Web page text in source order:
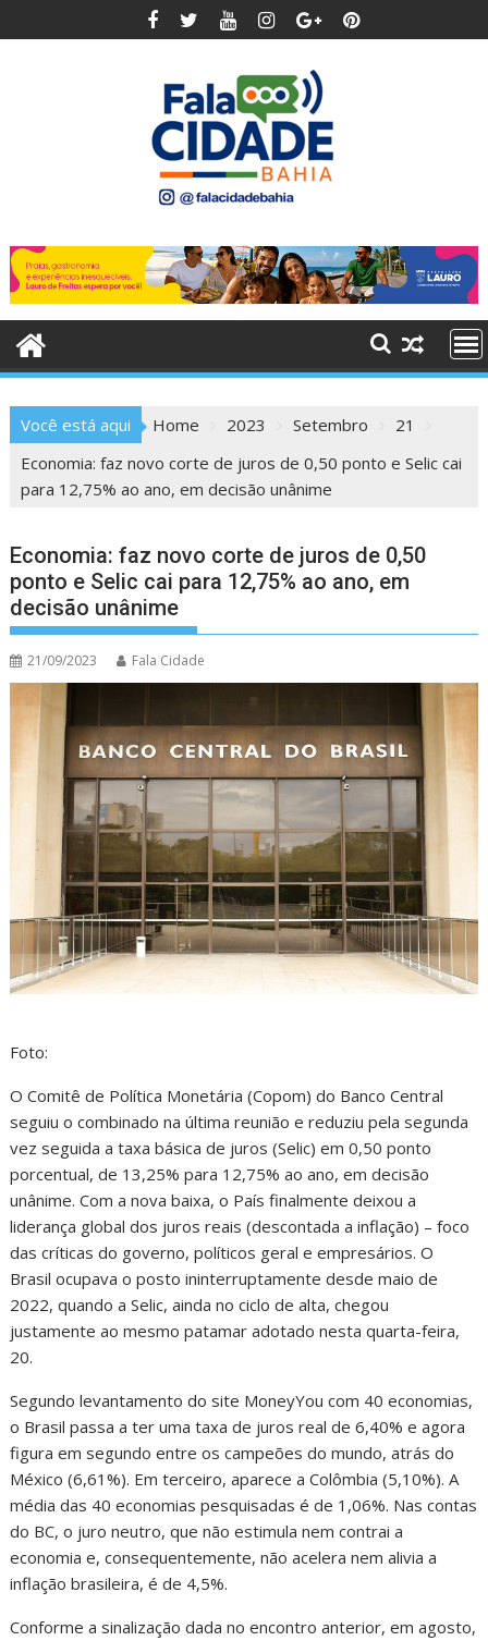
to
Você está aqui Home 2023 Setembro
21
Economia: faz novo corte de juros de 0,50 ponto e Selic cai
para 12,75% ao ano, em decisão unânime
Economia: faz novo corte de juros de 0,50
ponto e Selic cai para 12,75% ao ano, em
decisão unânime
21/09/2023 Fala Cidade
Foto:
O Comitê de Política Monetária (Copom) do Banco Central
seguiu o combinado na última reunião e reduziu pela segunda
vez seguida a taxa básica de juros (Selic) em 0,50 ponto
porcentual, de 13,25% para 12,75% ao ano, em decisão
unânime. Com a nova baixa, o País finalmente deixou a
liderança global dos juros reais (descontada a inflação) – foco
das críticas do governo, políticos geral e empresários. O
Brasil ocupava o posto ininterruptamente desde maio de
2022, quando a Selic, ainda no ciclo de alta, chegou
justamente ao mesmo patamar adotado nesta quarta-feira,
20.
Segundo levantamento do site MoneyYou com 40 economias,
o Brasil passa a ter uma taxa de juros real de 6,40% e agora
figura em segundo entre os campeões do mundo, atrás do
México (6,61%). Em terceiro, aparece a Colômbia (5,10%). A
média das 40 economias pesquisadas é de 1,06%. Nas contas
do BC, o juro neutro, que não estimula nem contrai a
economia e, consequentemente, não acelera nem alivia a
inflação brasileira, é de 4,5%.
Conforme a sinalização dada no encontro anterior, em agosto,